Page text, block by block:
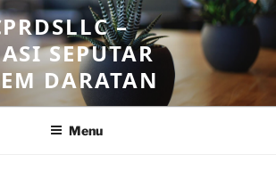
–
SEPUTAR
DARATAN
Menu